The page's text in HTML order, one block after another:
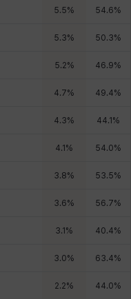
5.5% 54.6%
5.3% 50.3%
5.2% 46.9%
4.7% 49.4%
4.3% 44.1%
4.1% 54.0%
3.8% 53.5%
3.6% 56.7%
3.1% 40.4%
3.0% 63.4%
2.2% 44.0%